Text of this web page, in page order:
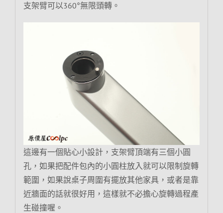
支架臂可以360°無限頭轉。
這邊有一個貼心小設計，支架臂頂端有三個小圓
孔，如果把配件包內的小圓柱放入就可以限制旋轉
範圍，如果說桌子周圍有擺放其他家具，或者是靠
近牆面的話就很好用，這樣就不必擔心旋轉過程產
生碰撞喔。